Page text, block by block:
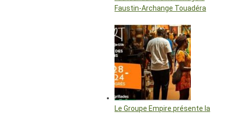
Faustin-Archange Touadéra
Le Groupe Empire présente la